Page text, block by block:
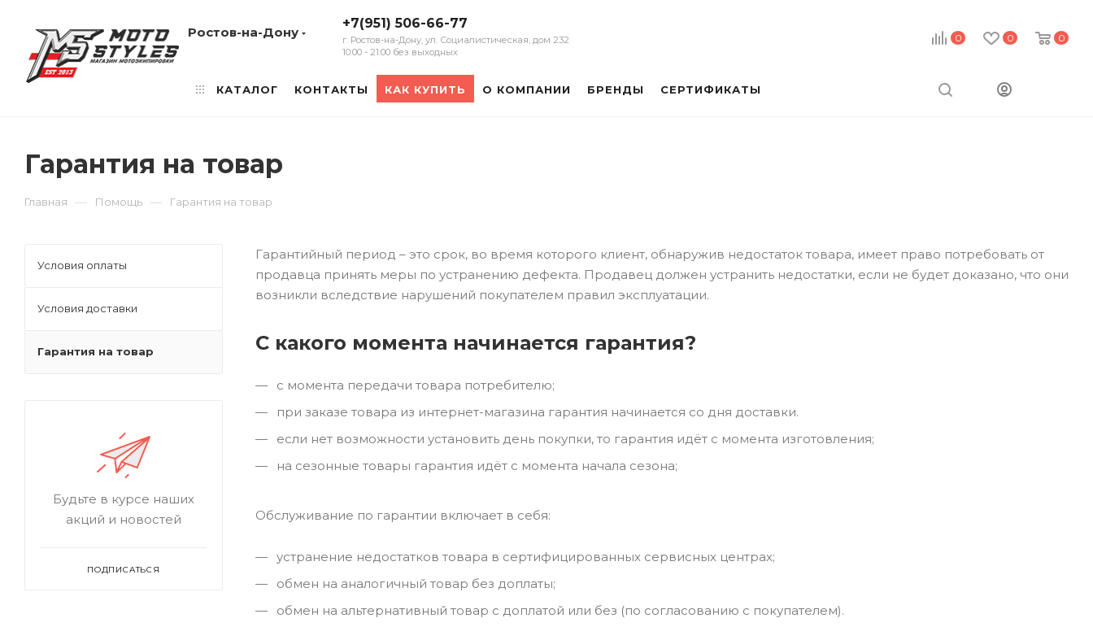
0 0 0
Ростов-на-Дону
+7(951) 506-66-77
г. Ростов-на-Дону, ул. Социалистическая, дом 232
10:00 - 21:00 без выходных
КАТАЛОГ КОНТАКТЫ КАК КУПИТЬ О КОМПАНИИ БРЕНДЫ СЕРТИФИКАТЫ
Гарантия на товар
Главная — Помощь — Гарантия на товар
Гарантийный период – это срок, во время которого клиент, обнаружив недостаток товара, имеет право потребовать от
продавца принять меры по устранению дефекта. Продавец должен устранить недостатки, если не будет доказано, что они
возникли вследствие нарушений покупателем правил эксплуатации.
С какого момента начинается гарантия?
с момента передачи товара потребителю;
при заказе товара из интернет-магазина гарантия начинается со дня доставки.
если нет возможности установить день покупки, то гарантия идёт с момента изготовления;
на сезонные товары гарантия идёт с момента начала сезона;
Обслуживание по гарантии включает в себя:
устранение недостатков товара в сертифицированных сервисных центрах;
обмен на аналогичный товар без доплаты;
обмен на альтернативный товар с доплатой или без (по согласованию с покупателем).
Условия оплаты
Условия доставки
Гарантия на товар
Будьте в курсе наших
акций и новостей
ПОДПИСАТЬСЯ